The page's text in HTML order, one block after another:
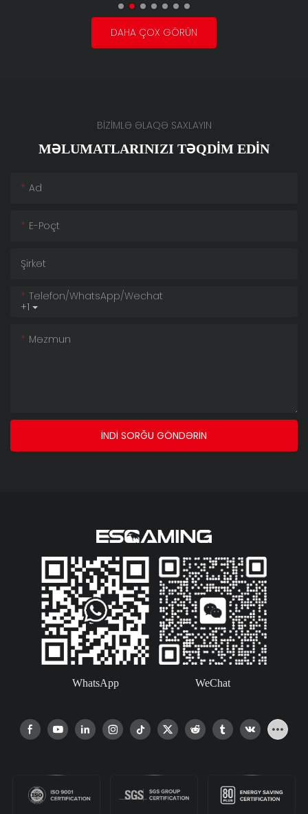
DAHA ÇOX GÖRÜN
BİZİMLƏ ƏLAQƏ SAXLAYIN
MƏLUMATLARINIZI TƏQDIM EDIN
Ad
E-Poçt
Şirkət
+1
Telefon/whatsApp/wechat
Məzmun
İNDI SORĞU GÖNDƏRIN
WhatsApp WeChat